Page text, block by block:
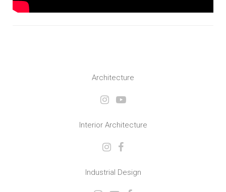
Architecture
Interior Architecture
Industrial Design